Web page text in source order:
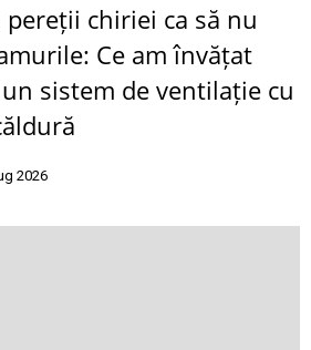
chiriei ca să nu
Ce am învățat
sistem de ventilație cu
2026